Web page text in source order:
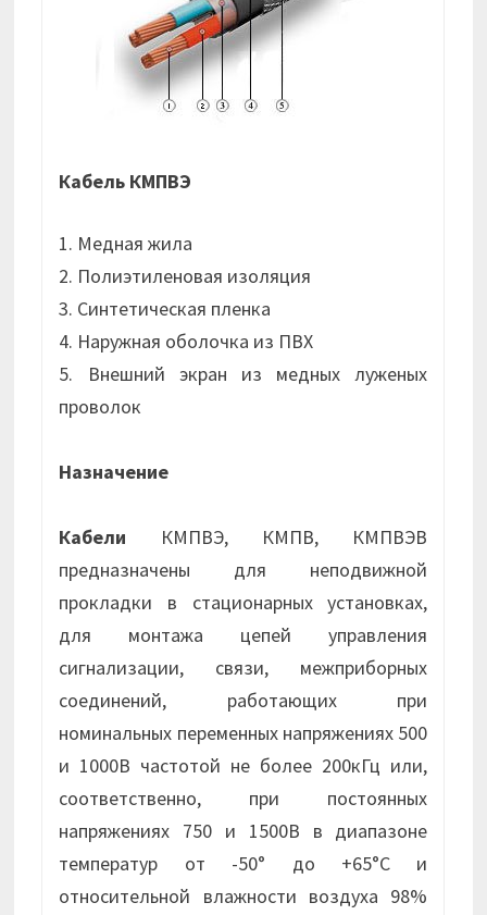
Кабель КМПВЭ
1. Медная жила
2. Полиэтиленовая изоляция
3. Синтетическая пленка
4. Наружная оболочка из ПВХ
5. Внешний экран из медных луженых
проволок
Назначение
Кабели КМПВЭ, КМПВ, КМПВЭВ
предназначены для неподвижной
прокладки в стационарных установках,
для монтажа цепей управления
сигнализации, связи, межприборных
соединений, работающих при
номинальных переменных напряжениях 500
и 1000В частотой не более 200кГц или,
соответственно, при постоянных
напряжениях 750 и 1500В в диапазоне
температур от -50° до +65°С и
относительной влажности воздуха 98%